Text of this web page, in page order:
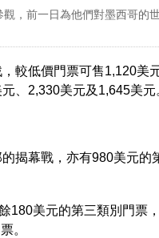
，前一日為他們對墨西哥的
較低價門票可售1,120美
、2,330美元及1,645美元
揭幕戰，亦有980美元的
180美元的第三類別門票
。